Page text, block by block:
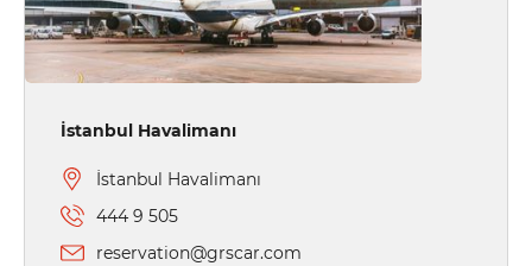
İstanbul Havalimanı
İstanbul Havalimanı
444 9 505
reservation@grscar.com